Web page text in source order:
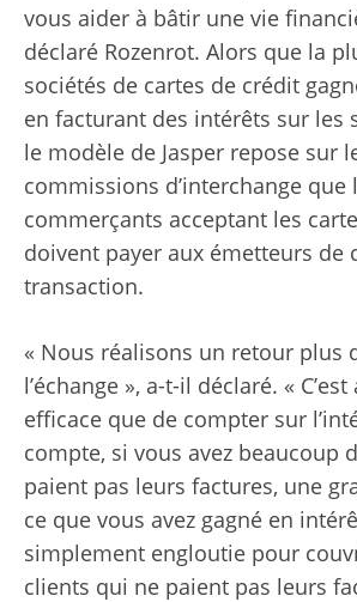
vous aider à bâtir une vie
déclaré Rozenrot. Alors que la
sociétés de cartes de crédit
en facturant des intérêts sur les
le modèle de Jasper repose sur
commissions d’interchange que
commerçants acceptant les
doivent payer aux émetteurs de
transaction.
« Nous réalisons un retour plus
l’échange », a-t-il déclaré. «
efficace que de compter sur
compte, si vous avez beaucoup
paient pas leurs factures, une
ce que vous avez gagné en
simplement engloutie pour
clients qui ne paient pas leurs